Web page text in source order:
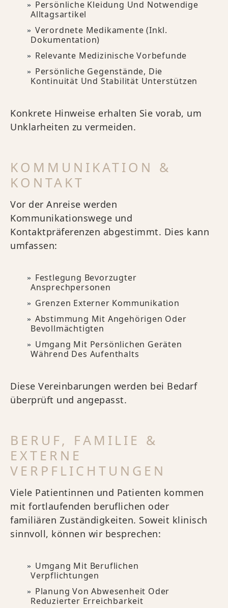
Persönliche Kleidung Und Notwendige
Alltagsartikel
Verordnete Medikamente (inkl.
Dokumentation)
Relevante Medizinische Vorbefunde
Persönliche Gegenstände, Die
Kontinuität Und Stabilität Unterstützen
Konkrete Hinweise erhalten Sie vorab, um
Unklarheiten zu vermeiden.
KOMMUNIKATION &
KONTAKT
Vor der Anreise werden
Kommunikationswege und
Kontaktpräferenzen abgestimmt. Dies kann
umfassen:
Festlegung Bevorzugter
Ansprechpersonen
Grenzen Externer Kommunikation
Abstimmung Mit Angehörigen Oder
Bevollmächtigten
Umgang Mit Persönlichen Geräten
Während Des Aufenthalts
Diese Vereinbarungen werden bei Bedarf
überprüft und angepasst.
BERUF, FAMILIE &
EXTERNE
VERPFLICHTUNGEN
Viele Patientinnen und Patienten kommen
mit fortlaufenden beruflichen oder
familiären Zuständigkeiten. Soweit klinisch
sinnvoll, können wir besprechen:
Umgang Mit Beruflichen
Verpflichtungen
Planung Von Abwesenheit Oder
Reduzierter Erreichbarkeit